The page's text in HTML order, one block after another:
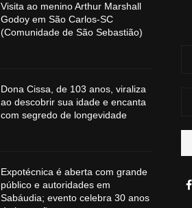
Visita ao menino Arthur Marshall
Godoy em São Carlos-SC
(Comunidade de São Sebastião)
Dona Cissa, de 103 anos, viraliza
ao descobrir sua idade e encanta
com segredo de longevidade
Expotécnica é aberta com grande
público e autoridades em
Sabáudia; evento celebra 30 anos